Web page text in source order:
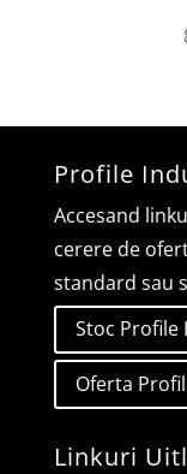
Profile
Accesand
cerere de
standard sau
Stoc Profile
Oferta
Linkuri